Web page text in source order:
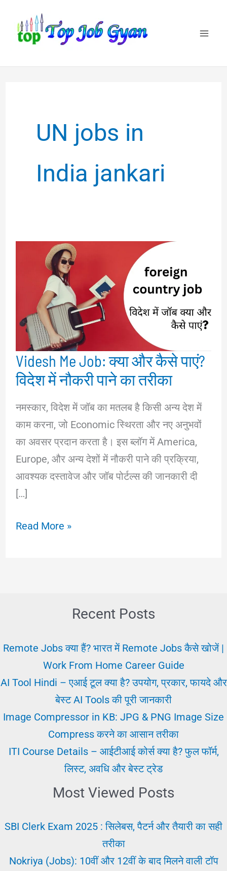
content
UN jobs in
India jankari
Videsh Me Job: क्या और कैसे पाएं?
विदेश में नौकरी पाने का तरीका
नमस्कार, विदेश में जॉब का मतलब है किसी अन्य देश में
काम करना, जो Economic स्थिरता और नए अनुभवों
का अवसर प्रदान करता है। इस ब्लॉग में America,
Europe, और अन्य देशों में नौकरी पाने की प्रक्रिया,
आवश्यक दस्तावेज और जॉब पोर्टल्स की जानकारी दी
[…]
Videsh
विदेश
नौकरी
का
Read More »
Recent Posts
Remote Jobs क्या हैं? भारत में Remote Jobs कैसे खोजें |
Work From Home Career Guide
AI Tool Hindi – एआई टूल क्या है? उपयोग, प्रकार, फायदे और
बेस्ट AI Tools की पूरी जानकारी
Image Compressor in KB: JPG & PNG Image Size
Compress करने का आसान तरीका
ITI Course Details – आईटीआई कोर्स क्या है? फुल फॉर्म,
लिस्ट, अवधि और बेस्ट ट्रेड
Most Viewed Posts
SBI Clerk Exam 2025 : सिलेबस, पैटर्न और तैयारी का सही
तरीका
Nokriya (Jobs): 10वीं और 12वीं के बाद मिलने वाली टॉप